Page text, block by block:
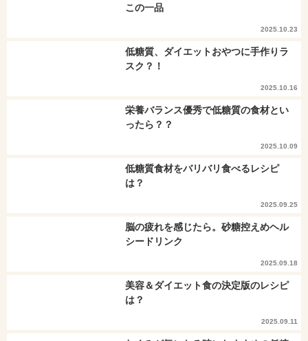
この一品
2025.10.23
低糖質、ダイエットおやつに手作りラ
スク？！
2025.10.16
栄養バランス優秀で低糖質の食材とい
ったら？？
2025.10.09
低糖質食材をバリバリ食べるレシピ
は？
2025.09.25
脳の疲れを感じたら。砂糖控えめヘル
シードリンク
2025.09.18
美容＆ダイエット食の決定版のレシピ
は？
2025.09.11